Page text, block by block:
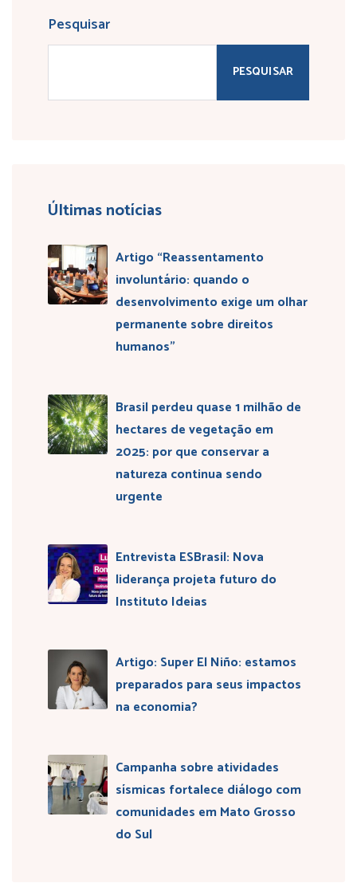
Pesquisar
PESQUISAR
Últimas notícias
Artigo “Reassentamento
involuntário: quando o
desenvolvimento exige um olhar
permanente sobre direitos
humanos”
Brasil perdeu quase 1 milhão de
hectares de vegetação em
2025: por que conservar a
natureza continua sendo
urgente
Entrevista ESBrasil: Nova
liderança projeta futuro do
Instituto Ideias
Artigo: Super El Niño: estamos
preparados para seus impactos
na economia?
Campanha sobre atividades
sísmicas fortalece diálogo com
comunidades em Mato Grosso
do Sul